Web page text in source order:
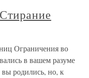
Ограничения во
в вашем разуме
родились, но, к